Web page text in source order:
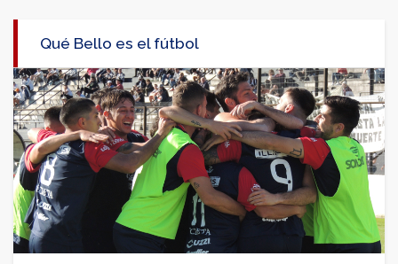
Qué Bello es el fútbol